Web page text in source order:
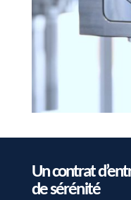
Un contrat
de sérénité